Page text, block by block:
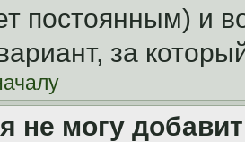
постоянным) и
за
не могу